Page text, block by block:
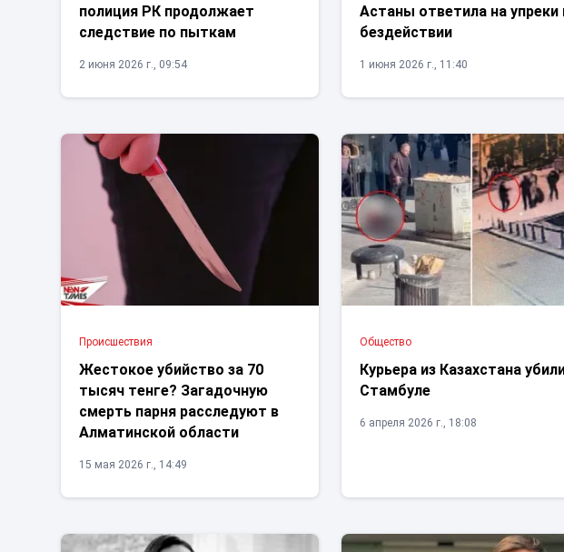
полиция РК продолжает
следствие по пыткам
2 июня 2026 г., 09:54
Астаны ответила на упреки
бездействии
1 июня 2026 г., 11:40
Проиcшествия
Жестокое убийство за 70
тысяч тенге? Загадочную
смерть парня расследуют в
Алматинской области
15 мая 2026 г., 14:49
Общество
Курьера из Казахстана
Стамбуле
6 апреля 2026 г., 18:08